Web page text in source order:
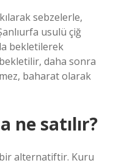
sebzelerle,
usulü çiğ
bekletilerek
daha sonra
baharat olarak
ne satılır?
alternatiftir. Kuru